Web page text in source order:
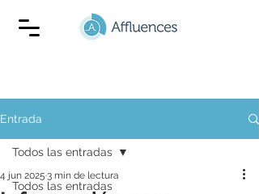
Entrada
Todos las entradas
Todos las entradas
4 jun 2025 3 min de lectura